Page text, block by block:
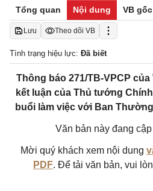
Tổng quan Nội dung VB gốc
Lưu Theo dõi VB
Tình trạng hiệu lực: Đã biết
Thông báo 271/TB-VPCP
kết luận của Thủ tướng
buổi làm việc với Ban
Văn bản này đang
Mời quý khách xem nội dung
PDF. Để tải văn bản, vui